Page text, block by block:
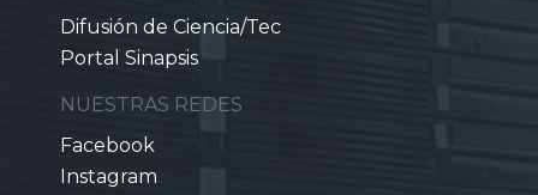
Difusión de Ciencia/Tec
Portal Sinapsis
NUESTRAS REDES
Facebook
Instagram